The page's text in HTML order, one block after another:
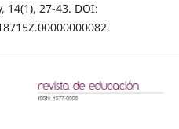
14(1), 27-43. DOI: